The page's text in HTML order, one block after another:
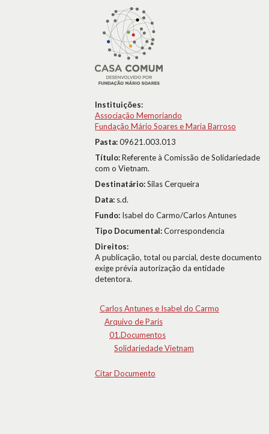
Instituições:
Associação Memoriando
Fundação Mário Soares e Maria Barroso
Pasta:09621.003.013
Título:Referente à Comissão de Solidariedade
com o Vietnam.
Destinatário:Silas Cerqueira
Data: s.d.
Fundo: Isabel do Carmo/Carlos Antunes
Tipo Documental:Correspondencia
Direitos:
A publicação, total ou parcial, deste documento
exige prévia autorização da entidade
detentora.
Carlos Antunes e Isabel do Carmo
Arquivo de Paris
01.Documentos
Solidariedade Vietnam
Citar Documento